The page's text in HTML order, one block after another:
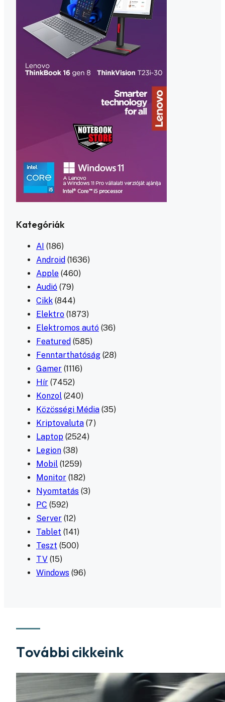
Kategóriák
AI (186)
Android (1636)
Apple (460)
Audió (79)
Cikk (844)
Elektro (1873)
Elektromos autó (36)
Featured (585)
Fenntarthatóság (28)
Gamer (1116)
Hír (7452)
Konzol (240)
Közösségi Média (35)
Kriptovaluta (7)
Laptop (2524)
Legion (38)
Mobil (1259)
Monitor (182)
Nyomtatás (3)
PC (592)
Server (12)
Tablet (141)
Teszt (500)
TV (15)
Windows (96)
További cikkeink